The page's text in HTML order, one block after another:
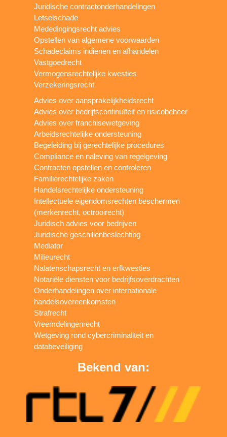
Juridische contractonderhandelingen
Letselschade
Mededingingsrecht advies
Opstellen van algemene voorwaarden
Schadeclaims indienen en afhandelen
Vastgoedrecht
Vermogensrechtelijke kwesties
Verzekeringsrecht
Advies over aansprakelijkheidsrecht
Advies over bedrijfscontinuïteit en risicobeheer
Advies over franchisewetgeving
Arbeidsrechtelijke ondersteuning
Begeleiding bij gerechtelijke procedures
Compliance en naleving van regelgeving
Contracten opstellen en controleren
Familierechtelijke zaken
Handelsrechtelijke ondersteuning
Intellectuele eigendomsrechten beschermen
(merkenrecht, octrooirecht)
Juridisch advies voor bedrijven
Juridische geschillenbeslechting
Mediator
Milieurecht
Nalatenschapsrecht en erfkwesties
Notariële diensten voor bedrijfsoverdrachten
Onderhandelingen over internationale
handelsovereenkomsten
Strafrecht
Vreemdelingenrecht
Wetgeving rond cybercriminaliteit en
databeveiliging
Bekend van: